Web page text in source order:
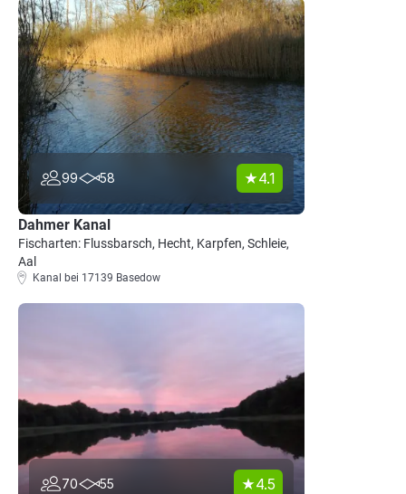
99 58 4.1
Dahmer Kanal
Fischarten: Flussbarsch, Hecht, Karpfen, Schleie,
Aal
Kanal bei 17139 Basedow
70 55 4.5